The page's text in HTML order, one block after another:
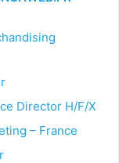
Director H/F/X
– France